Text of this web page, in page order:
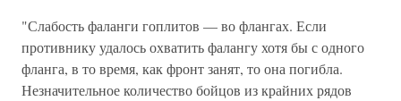
"Слабость фаланги гоплитов — во флангах. Если
противнику удалось охватить фалангу хотя бы с одного
фланга, в то время, как фронт занят, то она погибла.
Незначительное количество бойцов из крайних рядов